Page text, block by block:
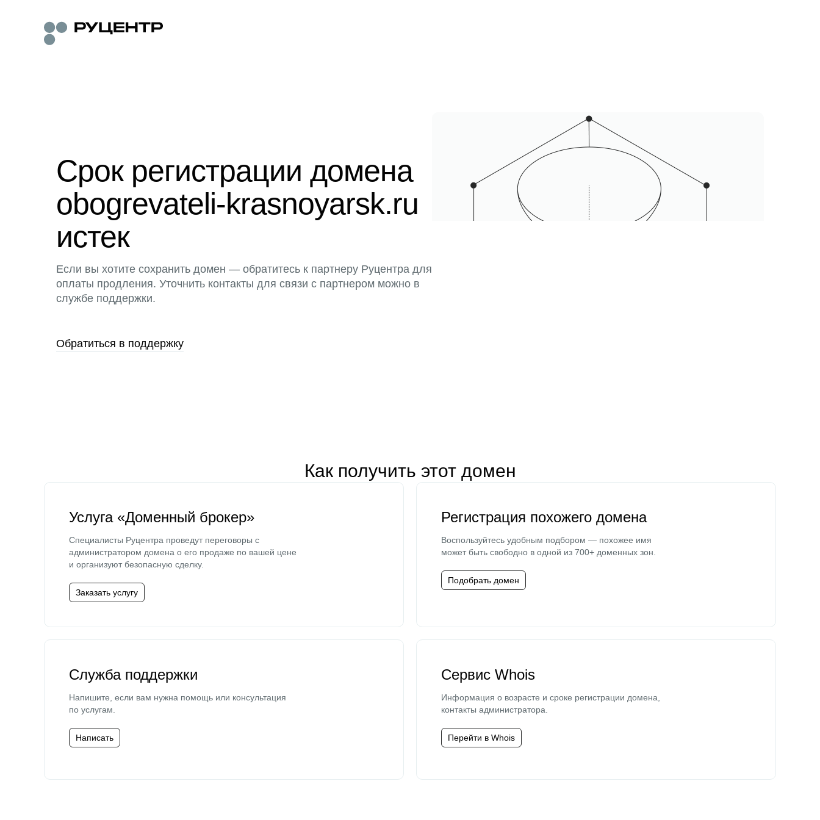
Срок регистрации домена
obogrevateli-krasnoyarsk.ru
истек
Если вы хотите сохранить домен — обратитесь к партнеру Руцентра для
оплаты продления. Уточнить контакты для связи с партнером можно в
службе поддержки.
Обратиться в поддержку
Как получить этот домен
Услуга «Доменный брокер»
Специалисты Руцентра проведут переговоры с
администратором домена о его продаже по вашей цене
и организуют безопасную сделку.
Заказать услугу
Регистрация похожего домена
Воспользуйтесь удобным подбором — похожее имя
может быть свободно в одной из 700+ доменных зон.
Подобрать домен
Служба поддержки
Напишите, если вам нужна помощь или консультация
по услугам.
Написать
Сервис Whois
Информация о возрасте и сроке регистрации домена,
контакты администратора.
Перейти в Whois